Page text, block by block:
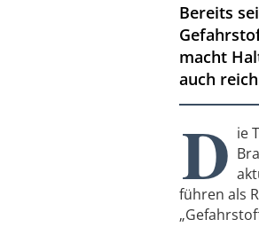
Bereits
macht
auch
D ie
führen als